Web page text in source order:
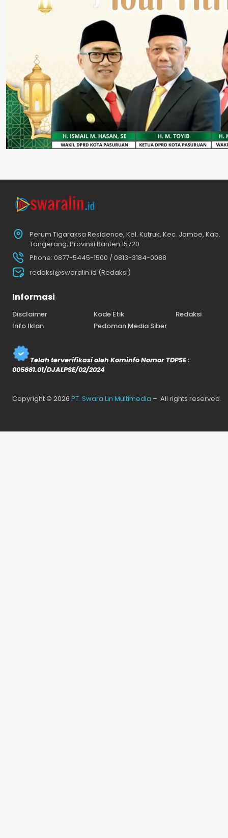
Perum Tigaraksa Residence, Kel. Kutruk, Kec. Jambe, Kab.
Tangerang, Provinsi Banten 15720
Phone: 0877-5445-1500 / 0813-3184-0088
redaksi@swaralin.id (Redaksi)
Informasi
Disclaimer Kode Etik
Redaksi
Info Iklan
Pedoman Media Siber
Telah terverifikasi oleh Kominfo Nomor TDPSE :
005881.01/DJALPSE/02/2024
Copyright © 2026 PT. Swara Lin Multimedia – All rights reserved.